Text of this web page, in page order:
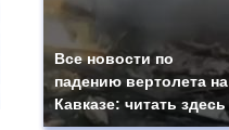
Все новости по
падению вертолета на
Кавказе: читать здесь